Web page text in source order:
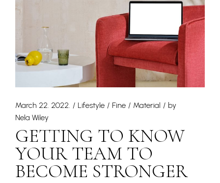
March 22. 2022. Lifestyle Fine Material
by
Nela Wiley
GETTING TO KNOW
YOUR TEAM TO
BECOME STRONGER